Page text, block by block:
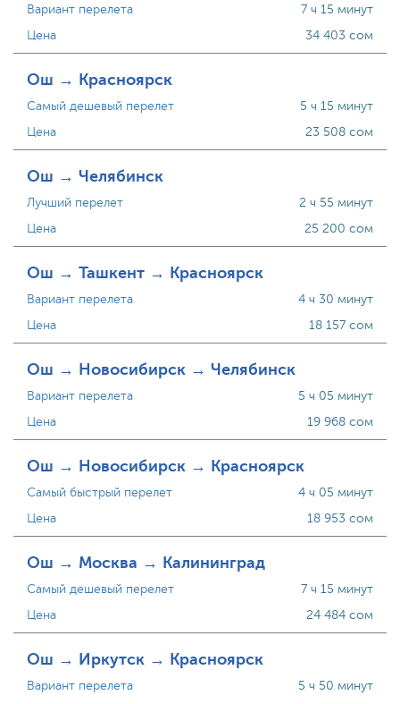
Вариант перелета
Цена
7 ч 15 минут
34 403 сом
Ош → Красноярск
Самый дешевый перелет
Цена
5 ч 15 минут
23 508 сом
Ош → Челябинск
Лучший перелет
Цена
2 ч 55 минут
25 200 сом
Ош → Ташкент → Красноярск
Вариант перелета
Цена
4 ч 30 минут
18 157 сом
Ош → Новосибирск → Челябинск
Вариант перелета
Цена
5 ч 05 минут
19 968 сом
Ош → Новосибирск → Красноярск
Самый быстрый перелет
Цена
4 ч 05 минут
18 953 сом
Ош → Москва → Калининград
Самый дешевый перелет
Цена
7 ч 15 минут
24 484 сом
Ош → Иркутск → Красноярск
Вариант перелета
5 ч 50 минут